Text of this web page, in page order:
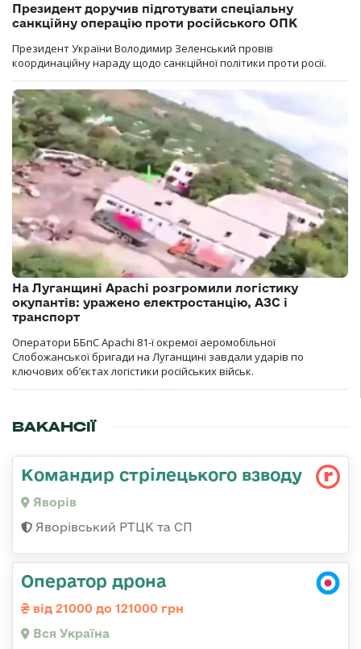
Президент доручив підготувати спеціальну
санкційну операцію проти російського ОПК
Президент України Володимир Зеленський провів
координаційну нараду щодо санкційної політики проти росії.
На Луганщині Apachi розгромили логістику
окупантів: уражено електростанцію, АЗС і
транспорт
Оператори ББпС Apachi 81-ї окремої аеромобільної
Слобожанської бригади на Луганщині завдали ударів по
ключових об’єктах логістики російських військ.
ВАКАНСІЇ
Командир стрілецького взводу
Яворів
Яворівський РТЦК та СП
Оператор дрона
від 21000 до 121000 грн
Вся Україна